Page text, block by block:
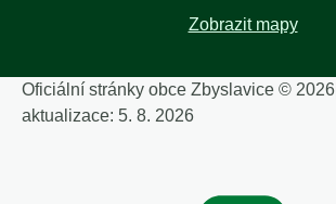
Zobrazit mapy
Oficiální stránky obce Zbyslavice © 2026
aktualizace: 5. 8. 2026